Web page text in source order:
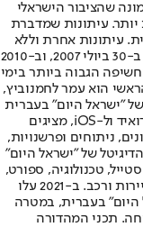
שהציבור הישראלי
יותר. עיתונות שמדברת
עיתונות אחרת וללא
תשלום. המהדורה המודפסת הראשונה פורסמה ב-30 ביולי 2007, וב-2010
הגבוה ביותר בימי
הוא עמר לחמנוביץ,
"ישראל היום" בעברית
ובאנגלית, כמו כן היישומונים (אפליקציות) לאנדרואיד ול-iOS, מציגים
ניתוחים ופרשנויות,
של "ישראל היום"
טכנולוגיה, ספורט,
כלכלה וצרכנות, בריאות, חיילים, אוכל, יהדות, תיירות ורכב. ב-2021 עלו
היום" בעברית, במטרה
תכני המהדורה